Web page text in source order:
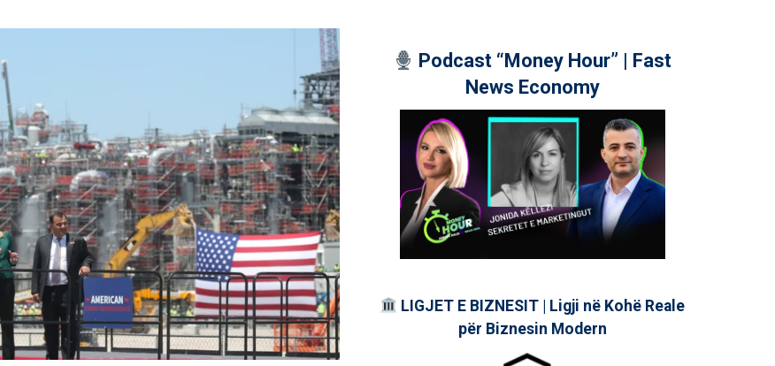
Podcast “Money Hour” | Fast
News Economy
LIGJET E BIZNESIT | Ligji në Kohë Reale
për Biznesin Modern